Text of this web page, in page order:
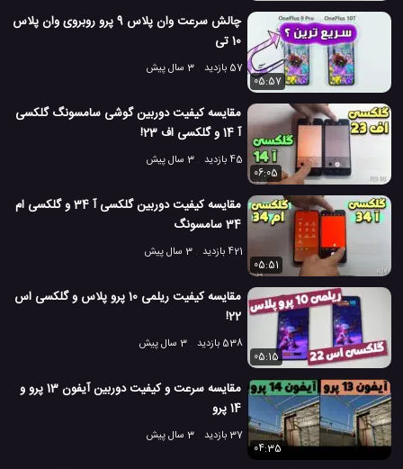
چالش سرعت وان پلاس 9 پرو روبروی وان پلاس
10 تی
57 بازدید
3 سال پیش
05:57
مقایسه کیفیت دوربین گوشی سامسونگ گلکسی
آ 14 و گلکسی اف 23!
45 بازدید
3 سال پیش
06:05
مقایسه کیفیت دوربین گلکسی آ 34 و گلکسی ام
34 سامسونگ
421 بازدید
3 سال پیش
05:51
مقایسه کیفیت ریلمی 10 پرو پلاس و گلکسی اس
22!
538 بازدید
3 سال پیش
05:15
مقایسه سرعت و کیفیت دوربین آیفون 13 پرو و
14 پرو
37 بازدید
3 سال پیش
04:35